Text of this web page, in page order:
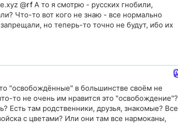
@rfА то я смотрю - русских гнобили,
Что-то вот кого не знаю - все нормально
но теперь-то точно не будут, ибо их
"освобождённые" в большинстве своём не
то не очень им нравится это "освобождение"?
Есть там родственники, друзья, знакомые? Все
с цветами? Или они там все нармоканы,